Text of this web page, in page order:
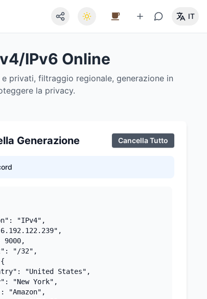
IT
IPv6 Online
privati, filtraggio regionale, generazione in
la privacy.
Generazione Cancella Tutto
"IPv4",
9000,
"/32",
"United States",
"New York",
"Amazon",